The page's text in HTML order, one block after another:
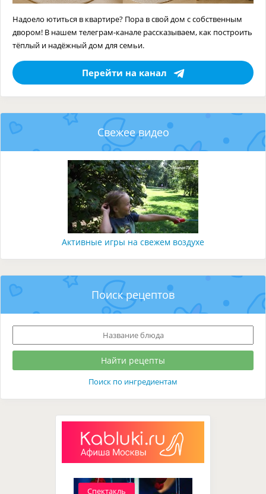
Надоело ютиться в квартире? Пора в свой дом с собственным
двором! В нашем телеграм-канале рассказываем, как построить
тёплый и надёжный дом для семьи.
Перейти на канал
Свежее видео
Активные игры на свежем воздухе
Поиск рецептов
Поиск по ингредиентам
Спектакль